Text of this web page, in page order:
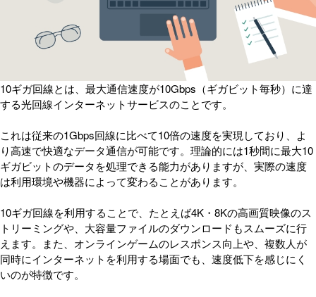
10ギガ回線とは、最大通信速度が10Gbps（ギガビット毎秒）に達
する光回線インターネットサービスのことです。
これは従来の1Gbps回線に比べて10倍の速度を実現しており、よ
り高速で快適なデータ通信が可能です。理論的には1秒間に最大10
ギガビットのデータを処理できる能力がありますが、実際の速度
は利用環境や機器によって変わることがあります。
10ギガ回線を利用することで、たとえば4K・8Kの高画質映像のス
トリーミングや、大容量ファイルのダウンロードもスムーズに行
えます。また、オンラインゲームのレスポンス向上や、複数人が
同時にインターネットを利用する場面でも、速度低下を感じにく
いのが特徴です。